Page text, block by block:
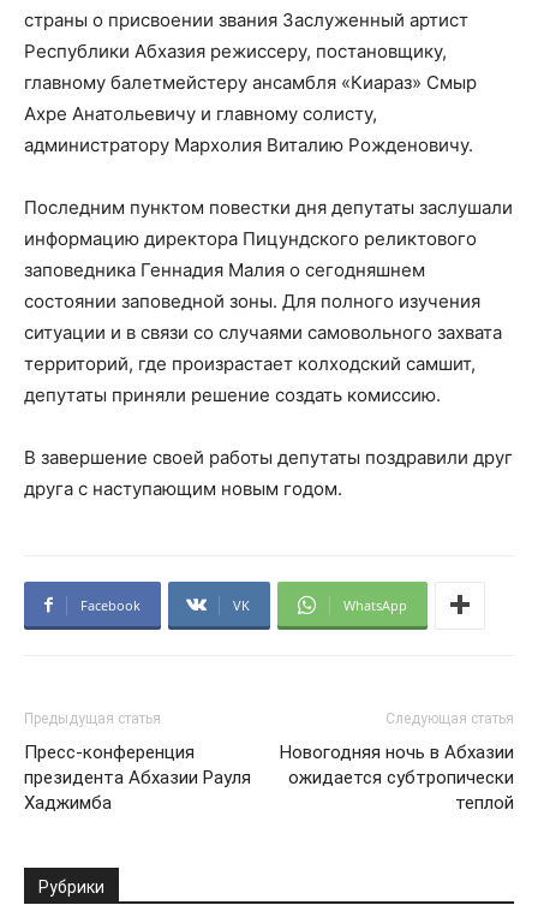
страны о присвоении звания Заслуженный артист
Республики Абхазия режиссеру, постановщику,
главному балетмейстеру ансамбля «Киараз» Смыр
Ахре Анатольевичу и главному солисту,
администратору Мархолия Виталию Рожденовичу.
Последним пунктом повестки дня депутаты заслушали
информацию директора Пицундского реликтового
заповедника Геннадия Малия о сегодняшнем
состоянии заповедной зоны. Для полного изучения
ситуации и в связи со случаями самовольного захвата
территорий, где произрастает колходский самшит,
депутаты приняли решение создать комиссию.
В завершение своей работы депутаты поздравили друг
друга с наступающим новым годом.
Facebook VK WhatsApp
Предыдущая статья
Пресс-конференция
президента Абхазии Рауля
Хаджимба
Следующая статья
Новогодняя ночь в Абхазии
ожидается субтропически
теплой
Рубрики